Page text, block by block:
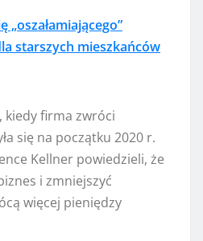
„oszałamiającego”
starszych mieszkańców
kiedy firma zwróci
się na początku 2020 r.
Kellner powiedzieli, że
i zmniejszyć
więcej pieniędzy